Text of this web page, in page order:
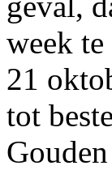
week
21
tot